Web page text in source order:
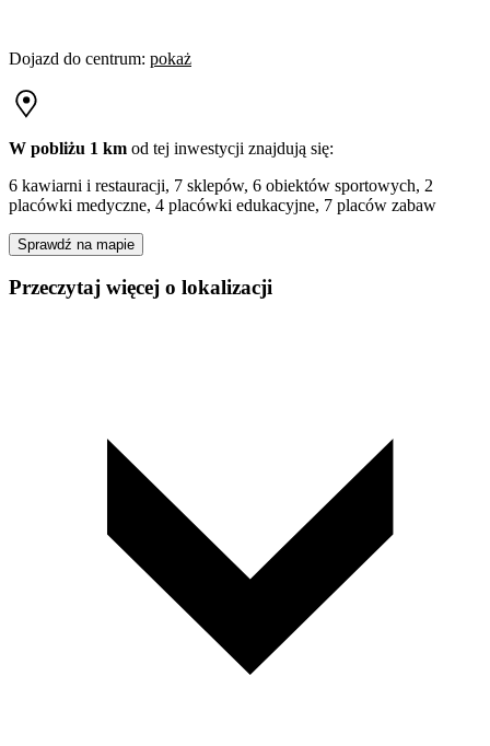
Dojazd do centrum: pokaż
W pobliżu 1 km od tej inwestycji znajdują się:
6 kawiarni i restauracji, 7 sklepów, 6 obiektów sportowych, 2
placówki medyczne, 4 placówki edukacyjne, 7 placów zabaw
Sprawdź na mapie
Przeczytaj więcej o lokalizacji